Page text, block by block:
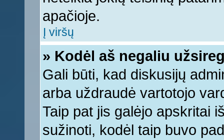
apačioje.
Į viršų
» Kodėl aš negaliu
Gali būti, kad diskusijų
arba uždraudė vartotojo
Taip pat jis galėjo apskritai
sužinoti, kodėl taip buvo